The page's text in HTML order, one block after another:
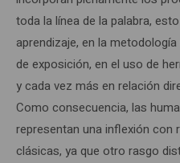
toda la línea de la palabra,
aprendizaje, en la
de exposición, en el uso de
y cada vez más en relación
Como consecuencia, las
representan una inflexión con
clásicas, ya que otro rasgo